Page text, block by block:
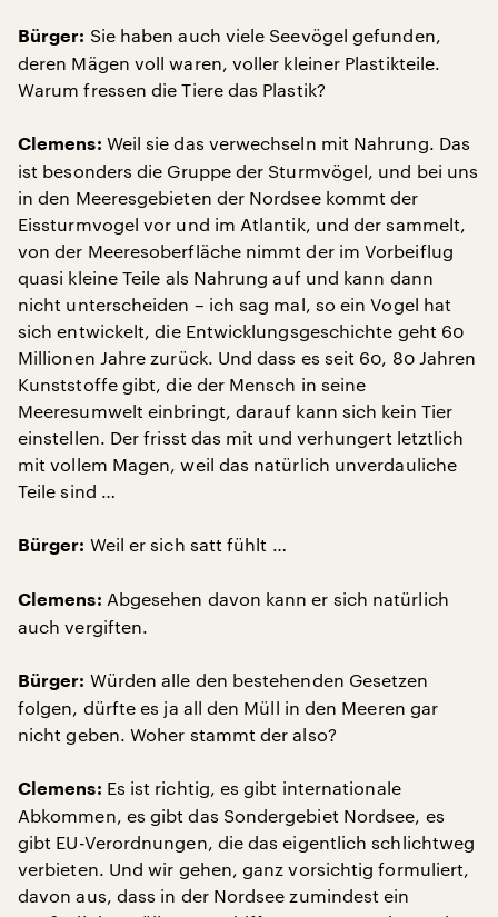
Bürger: Sie haben auch viele Seevögel gefunden,
deren Mägen voll waren, voller kleiner Plastikteile.
Warum fressen die Tiere das Plastik?
Clemens: Weil sie das verwechseln mit Nahrung. Das
ist besonders die Gruppe der Sturmvögel, und bei uns
in den Meeresgebieten der Nordsee kommt der
Eissturmvogel vor und im Atlantik, und der sammelt,
von der Meeresoberfläche nimmt der im Vorbeiflug
quasi kleine Teile als Nahrung auf und kann dann
nicht unterscheiden – ich sag mal, so ein Vogel hat
sich entwickelt, die Entwicklungsgeschichte geht 60
Millionen Jahre zurück. Und dass es seit 60, 80 Jahren
Kunststoffe gibt, die der Mensch in seine
Meeresumwelt einbringt, darauf kann sich kein Tier
einstellen. Der frisst das mit und verhungert letztlich
mit vollem Magen, weil das natürlich unverdauliche
Teile sind …
Bürger: Weil er sich satt fühlt …
Clemens: Abgesehen davon kann er sich natürlich
auch vergiften.
Bürger: Würden alle den bestehenden Gesetzen
folgen, dürfte es ja all den Müll in den Meeren gar
nicht geben. Woher stammt der also?
Clemens: Es ist richtig, es gibt internationale
Abkommen, es gibt das Sondergebiet Nordsee, es
gibt EU-Verordnungen, die das eigentlich schlichtweg
verbieten. Und wir gehen, ganz vorsichtig formuliert,
davon aus, dass in der Nordsee zumindest ein